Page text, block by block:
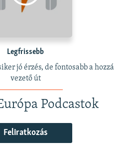
Legfrissebb
jó érzés, de fontosabb a hozzá
vezető út
Podcastok
Feliratkozás